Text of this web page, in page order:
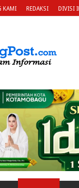
KAMI REDAKSI DIVISI